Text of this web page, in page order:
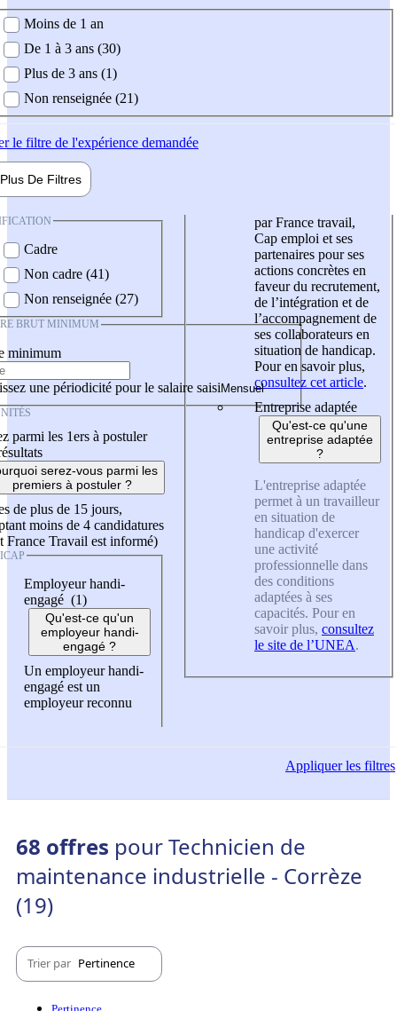
demandée
Moins de 1 an
De 1 à 3 ans (30)
Plus de 3 ans (1)
Non renseignée (21)
le filtre de l'expérience demandée
Plus De Filtres
Cadre
Non cadre (41)
Non renseignée (27)
BRUT MINIMUM
minimum
une périodicité pour le salaire saisi
parmi les 1ers à postuler
serez-vous parmi les
premiers à postuler ?
de plus de 15 jours,
moins de 4 candidatures
France Travail est informé)
Employeur handi-
engagé (1)
Qu'est-ce qu'un
employeur handi-
engagé ?
Un employeur handi-
engagé est un
employeur reconnu
par France travail,
Cap emploi et ses
partenaires pour ses
actions concrètes en
faveur du recrutement,
de l’intégration et de
l’accompagnement de
ses collaborateurs en
situation de handicap.
Pour en savoir plus,
consultez cet article.
Entreprise adaptée
Qu'est-ce qu'une
entreprise adaptée
?
L'entreprise adaptée
permet à un travailleur
en situation de
handicap d'exercer
une activité
professionnelle dans
des conditions
adaptées à ses
capacités. Pour en
savoir plus, consultez
le site de l’UNEA.
Appliquerles filtres
68 offres pour Technicien de
maintenance industrielle - Corrèze
(19)
Trier par Pertinence